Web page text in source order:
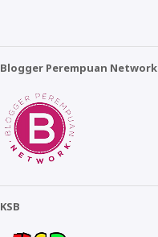
Blogger Perempuan Network
KSB